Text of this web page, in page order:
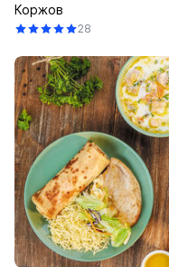
Коржов
28